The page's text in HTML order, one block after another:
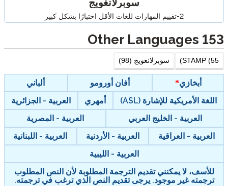
2-تقييم المهارات للغات الأقل اختبارًا بشكل كبير
153
STAMP (55) سوبرلانغويج (98)
أبخازي أفان أورومو
ألباني
اللغة الأمريكية للإشارة (ASL)
أمهري
العربية - الجزائرية
العربية - الخليج العربي
العربية - المصرية
العربية - العراقية
العربية - الأردنية
العربية - اللبنانية
العربية - الليبية
للأسف، لا يمكنني تقديم الترجمة المطلوبة لأن النص المطلوب
ترجمته غير موجود. يرجى تقديم النص الذي ترغب في ترجمته.